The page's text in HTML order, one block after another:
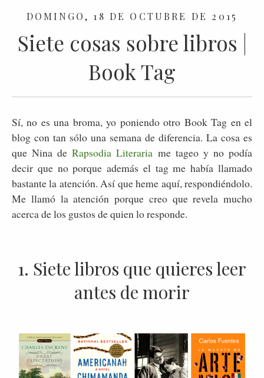
DOMINGO, 18 DE OCTUBRE DE 2015
Siete cosas sobre libros |
Book Tag
Sí, no es una broma, yo poniendo otro Book Tag en el
blog con tan sólo una semana de diferencia. La cosa es
que Nina de Rapsodia Literariame tageo y no podía
decir que no porque además el tag me había llamado
bastante la atención. Así que heme aquí, respondiéndolo.
Me llamó la atención porque creo que revela mucho
acerca de los gustos de quien lo responde.
1. Siete libros que quieres leer
antes de morir